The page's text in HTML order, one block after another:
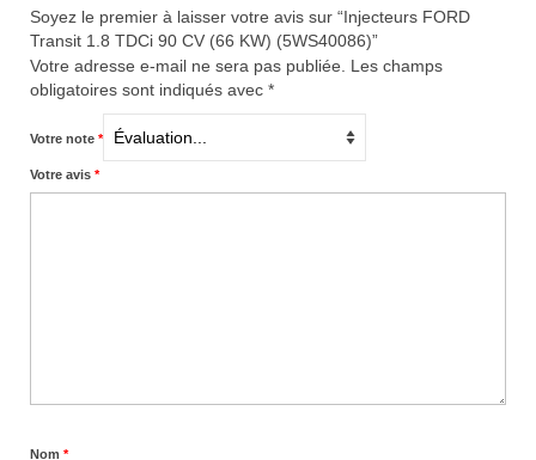
Soyez le premier à laisser votre avis sur “Injecteurs FORD
Transit 1.8 TDCi 90 CV (66 KW) (5WS40086)”
Votre adresse e-mail ne sera pas publiée.
Les champs
obligatoires sont indiqués avec *
Votre note *
Votre avis *
Nom *